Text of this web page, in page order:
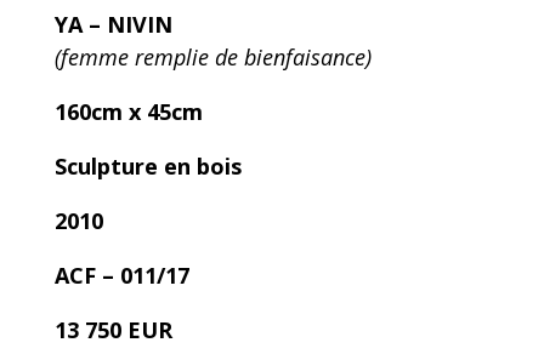
YA – NIVIN
(femme remplie de bienfaisance)
160cm x 45cm
Sculpture en bois
2010
ACF – 011/17
13 750 EUR